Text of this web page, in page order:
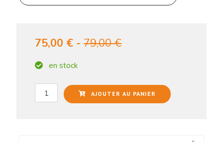
75,00 € -79,00 €
en stock
AJOUTER AU PANIER